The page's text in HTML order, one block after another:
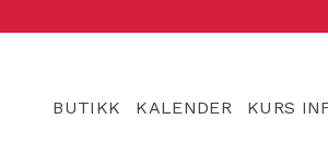
BUTIKK KALENDER KURS